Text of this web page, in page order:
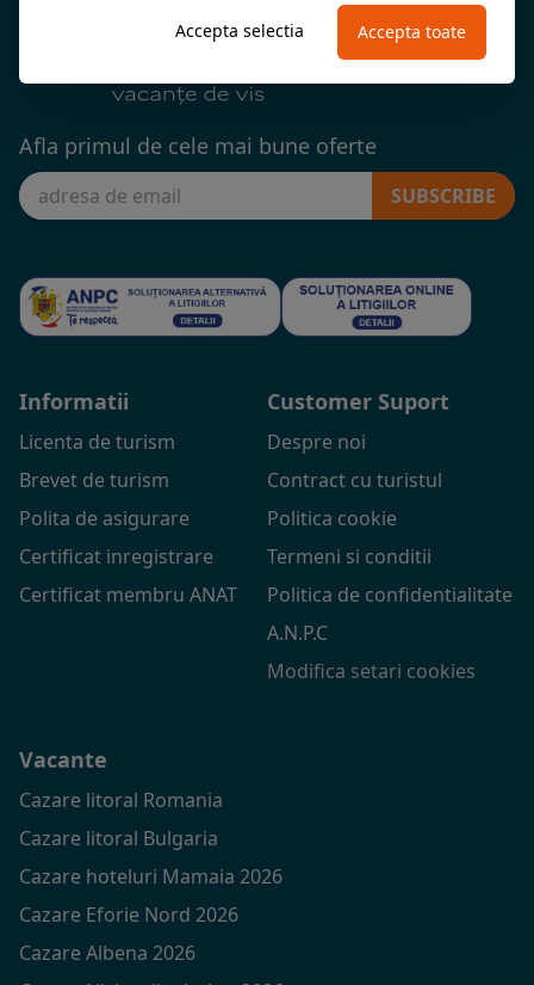
Afla primul de cele mai bune oferte
SUBSCRIBE
Informatii
Licenta de turism
Brevet de turism
Polita de asigurare
Certificat inregistrare
Certificat membru ANAT
Customer Suport
Despre noi
Contract cu turistul
Politica cookie
Termeni si conditii
Politica de confidentialitate
A.N.P.C
Modifica setari cookies
Vacante
Cazare litoral Romania
Cazare litoral Bulgaria
Cazare hoteluri Mamaia 2026
Cazare Eforie Nord 2026
Cazare Albena 2026
Accepta selectia Accepta toate